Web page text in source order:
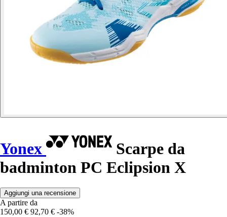
Yonex
Scarpe da
badminton PC Eclipsion X
Aggiungi una recensione
A partire da
150,00 € 92,70 € -38%